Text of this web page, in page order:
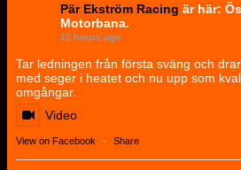
Pär Ekström Racing är här:
Motorbana.
12 hours ago
Tar ledningen från första sväng och
med seger i heatet och nu upp som
omgångar.
Video
View on Facebook · Share